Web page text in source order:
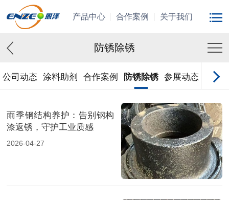
产品中心 合作案例 关于我们
防锈除锈
公司动态 涂料助剂 合作案例 防锈除锈 参展动态
雨季钢结构养护：告别钢构
漆返锈，守护工业质感
2026-04-27